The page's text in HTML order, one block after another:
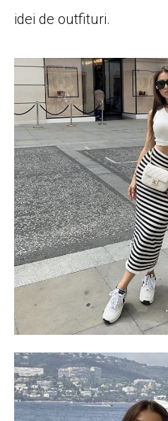
idei de outfituri.